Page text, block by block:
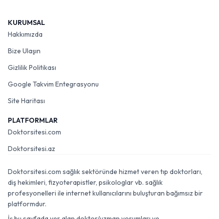
KURUMSAL
Hakkımızda
Bize Ulaşın
Gizlilik Politikası
Google Takvim Entegrasyonu
Site Haritası
PLATFORMLAR
Doktorsitesi.com
Doktorsitesi.az
Doktorsitesi.com sağlık sektöründe hizmet veren tıp doktorları,
diş hekimleri, fizyoterapistler, psikologlar vb. sağlık
profesyonelleri ile internet kullanıcılarını buluşturan bağımsız bir
platformdur.